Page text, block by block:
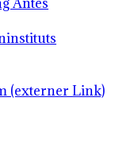
(externer Link)